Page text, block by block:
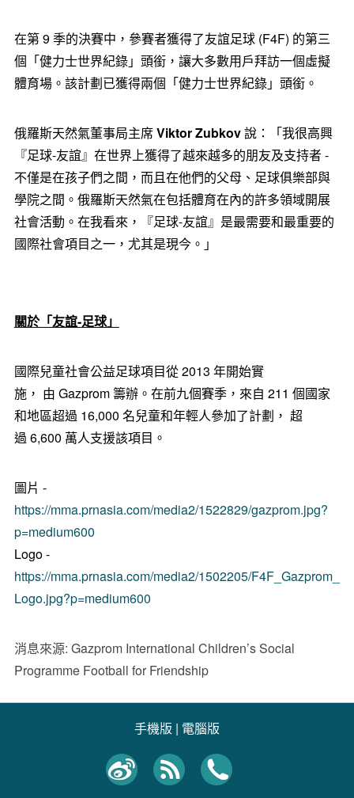
在第 9 季的決賽中，參賽者獲得了友誼足球 (F4F) 的第三
個「健力士世界紀錄」頭銜，讓大多數用戶拜訪一個虛擬
體育場。該計劃已獲得兩個「健力士世界紀錄」頭銜。
俄羅斯天然氣董事局主席Viktor Zubkov說：「我很高興
『足球-友誼』在世界上獲得了越來越多的朋友及支持者 -
不僅是在孩子們之間，而且在他們的父母、足球俱樂部與
學院之間。俄羅斯天然氣在包括體育在內的許多領域開展
社會活動。在我看來，『足球-友誼』是最需要和最重要的
國際社會項目之一，尤其是現今。」
關於「友誼-足球」
國際兒童社會公益足球項目從 2013 年開始實
施， 由 Gazprom 籌辦。在前九個賽季，來自 211 個國家
和地區超過 16,000 名兒童和年輕人參加了計劃， 超
過 6,600 萬人支援該項目。
圖片 -
https://mma.prnasia.com/media2/1522829/gazprom.jpg?
p=medium600
Logo -
https://mma.prnasia.com/media2/1502205/F4F_Gazprom_
Logo.jpg?p=medium600
消息來源: Gazprom International Children’s Social
Programme Football for Friendship
手機版 | 電腦版